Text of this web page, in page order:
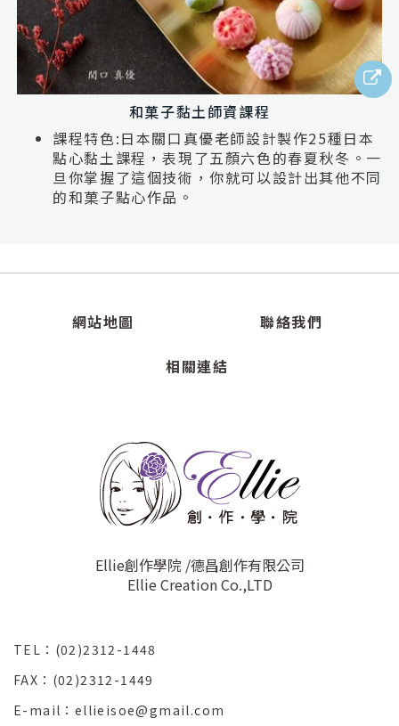
和菓子黏土師資課程
課程特色:日本關口真優老師設計製作25種日本
點心黏土課程，表現了五顏六色的春夏秋冬。一
旦你掌握了這個技術，你就可以設計出其他不同
的和菓子點心作品。
網站地圖 聯絡我們
相關連結
Ellie創作學院 /德昌創作有限公司
Ellie Creation Co.,LTD
TEL：(02)2312-1448
FAX：(02)2312-1449
E-mail：ellieisoe@gmail.com